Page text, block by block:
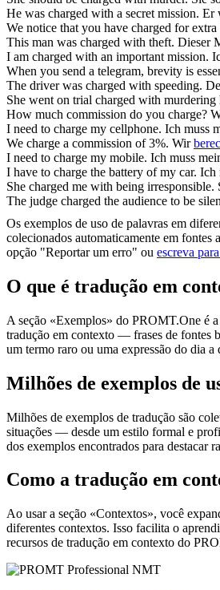
He was charged with a secret mission. Er
We notice that you have charged for extra
This man was charged with theft. Dieser
I am charged with an important mission.
When you send a telegram, brevity is
The driver was charged with speeding.
She went on trial charged with murdering
How much commission do you charge?
I need to charge my cellphone. Ich muss
We charge a commission of 3%. Wir
I need to charge my mobile. Ich muss
I have to charge the battery of my car. Ich
She charged me with being irresponsible.
The judge charged the audience to be
Os exemplos de uso de palavras em
colecionados automaticamente em
opção "Reportar um erro" ou escreva
O que é tradução em
A seção «Exemplos» do PROMT.One é
tradução em contexto — frases de fontes
um termo raro ou uma expressão do dia a
Milhões de exemplos de
Milhões de exemplos de tradução são
situações — desde um estilo formal e
dos exemplos encontrados para destacar
Como a tradução em
Ao usar a seção «Contextos», você
diferentes contextos. Isso facilita o
recursos de tradução em contexto do